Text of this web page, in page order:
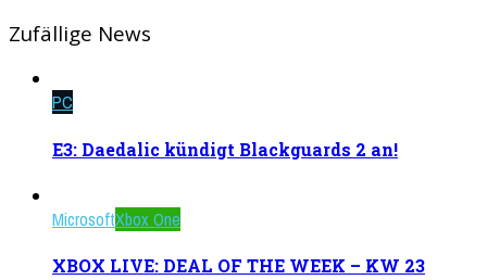
Zufällige News
PC
E3: Daedalic kündigt Blackguards 2 an!
MicrosoftXbox One
XBOX LIVE: DEAL OF THE WEEK – KW 23